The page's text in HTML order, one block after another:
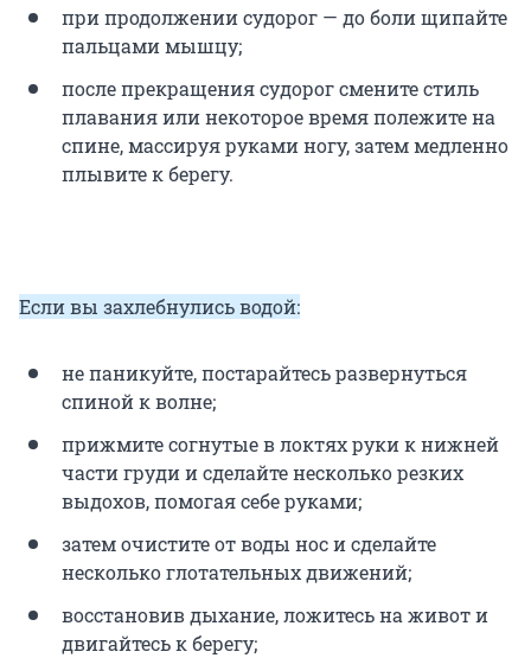
при продолжении судорог — до боли щипайте
пальцами мышцу;
после прекращения судорог смените стиль
плавания или некоторое время полежите на
спине, массируя руками ногу, затем медленно
плывите к берегу.
Если вы захлебнулись водой:
не паникуйте, постарайтесь развернуться
спиной к волне;
прижмите согнутые в локтях руки к нижней
части груди и сделайте несколько резких
выдохов, помогая себе руками;
затем очистите от воды нос и сделайте
несколько глотательных движений;
восстановив дыхание, ложитесь на живот и
двигайтесь к берегу;